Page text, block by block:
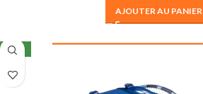
AJOUTER AU PANIER
NEW